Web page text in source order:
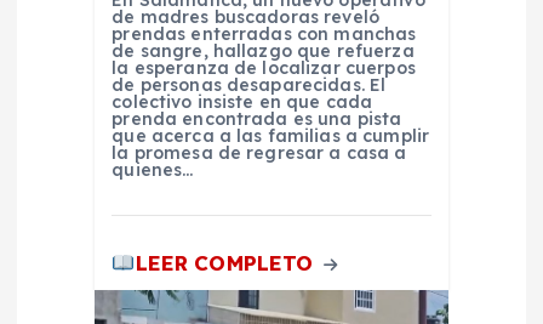
de madres buscadoras reveló
prendas enterradas con manchas
de sangre, hallazgo que refuerza
la esperanza de localizar cuerpos
de personas desaparecidas. El
colectivo insiste en que cada
prenda encontrada es una pista
que acerca a las familias a cumplir
la promesa de regresar a casa a
quienes…
LEER COMPLETO